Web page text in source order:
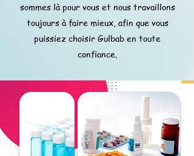
sommes là pour vous et nous travaillons
toujours à faire mieux, afin que vous
puissiez choisir Gulbab en toute
confiance.